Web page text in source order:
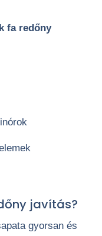
fa redőny
javítás?
gyorsan és